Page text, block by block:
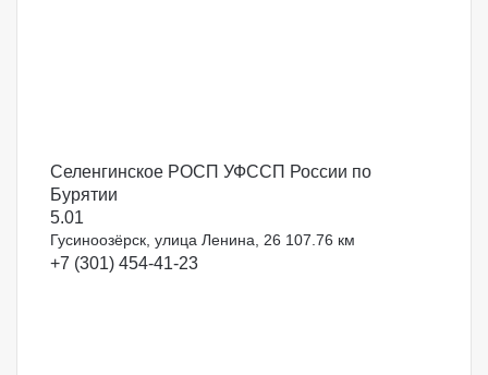
Селенгинское РОСП УФССП России по
Бурятии
5.01
Гусиноозёрск, улица Ленина, 26 107.76 км
+7 (301) 454-41-23